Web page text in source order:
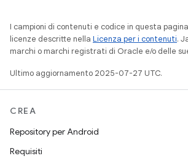
I campioni di contenuti e codice in questa
licenze descritte nella Licenza per i contenuti.
marchi o marchi registrati di Oracle e/o delle
Ultimo aggiornamento 2025-07-27 UTC.
CREA
Repository per Android
Requisiti